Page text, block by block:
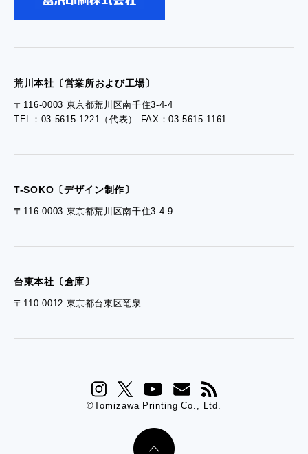
- 採用お問い合わせ
荒川本社〔営業所および工場〕
〒116-0003 東京都荒川区南千住3-4-4
TEL：03-5615-1221（代表） FAX：03-5615-1161
T-SOKO〔デザイン制作〕
〒116-0003 東京都荒川区南千住3-4-9
台東本社〔倉庫〕
〒110-0012 東京都台東区竜泉
©Tomizawa Printing Co., Ltd.